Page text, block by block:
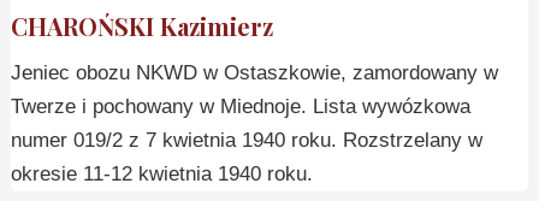
CHAROŃSKI Kazimierz
Jeniec obozu NKWD w Ostaszkowie, zamordowany w
Twerze i pochowany w Miednoje. Lista wywózkowa
numer 019/2 z 7 kwietnia 1940 roku. Rozstrzelany w
okresie 11-12 kwietnia 1940 roku.